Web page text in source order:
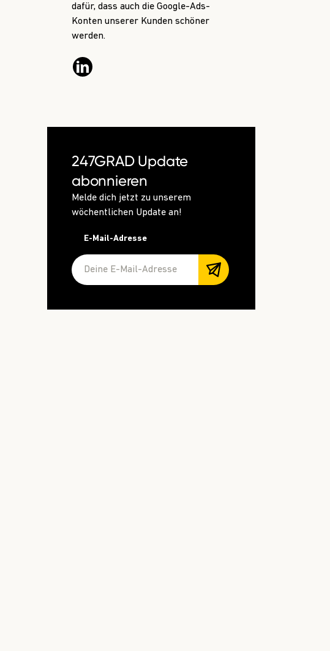
dafür, dass auch die Google-Ads-
Konten unserer Kunden schöner
werden.
247GRAD Update
abonnieren
Melde dich jetzt zu unserem
wöchentlichen Update an!
E-Mail-Adresse